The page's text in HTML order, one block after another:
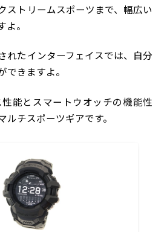
ストリームスポーツまで、幅広い
。
れたインターフェイスでは、自分
できますよ。
性能とスマートウオッチの機能性
チスポーツギアです。